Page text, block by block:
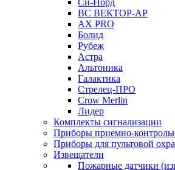
ВС ВЕКТОР-АР
AX PRO
Болид
Рубеж
Астра
Альтоника
Галактика
Стрелец-ПРО
Crow Merlin
Лидер
Комплекты сигнализации
Приборы приемно-
Приборы для пультовой
Извещатели
Пожарные датчики